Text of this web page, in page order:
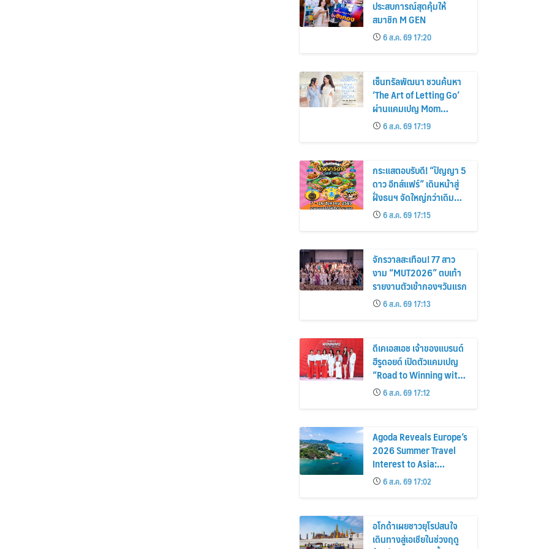
ประสบการณ์สุดคุ้มให้
สมาชิก M GEN
6 ส.ค. 69 17:20
เซ็นทรัลพัฒนา ชวนค้นหา
‘The Art of Letting Go’
ผ่านแคมเปญ Mom
Moments: Proud Mom.
Proud of My Mom.
6 ส.ค. 69 17:19
กระแสตอบรับดี! “ปัญญา 5
ดาว อีทส์แฟร์” เดินหน้าสู่
ฝั่งธนฯ จัดใหญ่กว่าเดิม
ร้านเด็ดเพิ่ม อิ่มฟิน 10 วัน
เต็ม!
6 ส.ค. 69 17:15
จักรวาลสะเทือน! 77 สาว
งาม “MUT2026” ตบเท้า
รายงานตัวเข้ากองฯวันแรก
6 ส.ค. 69 17:13
ดีเคเอสเอช เจ้าของแบรนด์
ฮีรูดอยด์ เปิดตัวแคมเปญ
“Road to Winning with
the MPS Science”
6 ส.ค. 69 17:12
Agoda Reveals Europe’s
2026 Summer Travel
Interest to Asia:
Bangkok, Koh Samui,
and Pattaya Among the
Top Cities
6 ส.ค. 69 17:02
อโกด้าเผยชาวยุโรปสนใจ
เดินทางสู่เอเชียในช่วงฤดู